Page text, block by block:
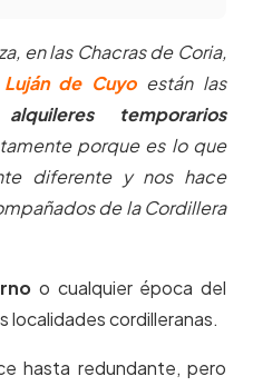
en las Chacras de Coria,
Luján de Cuyoestán las
temporarios
porque es lo que
diferente y nos hace
de la Cordillera
o cualquier época del
localidades cordilleranas.
hasta redundante, pero